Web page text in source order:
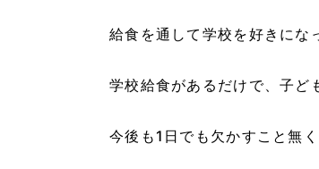
給食を通して学校を好きにな
学校給食があるだけで、子ど
今後も1日でも欠かすこと無